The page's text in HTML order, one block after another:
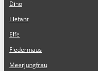
Dino
Elefant
Elfe
Fledermaus
Meerjungfrau